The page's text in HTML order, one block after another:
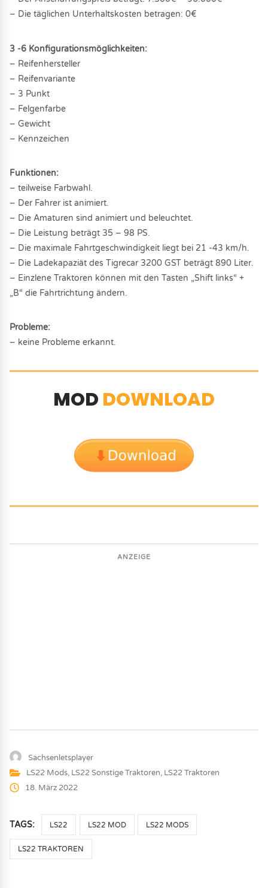
– Die täglichen Unterhaltskosten betragen: 0€
3 -6 Konfigurationsmöglichkeiten:
– Reifenhersteller
– Reifenvariante
– 3 Punkt
– Felgenfarbe
– Gewicht
– Kennzeichen
Funktionen:
– teilweise Farbwahl.
– Der Fahrer ist animiert.
– Die Amaturen sind animiert und beleuchtet.
– Die Leistung beträgt 35 – 98 PS.
– Die maximale Fahrtgeschwindigkeit liegt bei 21 -43 km/h.
– Die Ladekapaziät des Tigrecar 3200 GST beträgt 890 Liter.
– Einzlene Traktoren können mit den Tasten „Shift links“ +
„B“ die Fahrtrichtung ändern.
Probleme:
– keine Probleme erkannt.
MOD DOWNLOAD
ANZEIGE
Sachsenletsplayer
LS22 Mods, LS22 Sonstige Traktoren, LS22 Traktoren
18. März 2022
TAGS: LS22 LS22 MOD LS22 MODS
LS22 TRAKTOREN